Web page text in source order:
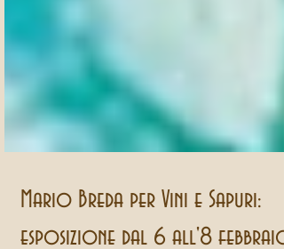
Mario Breda per Vini e Sapuri: